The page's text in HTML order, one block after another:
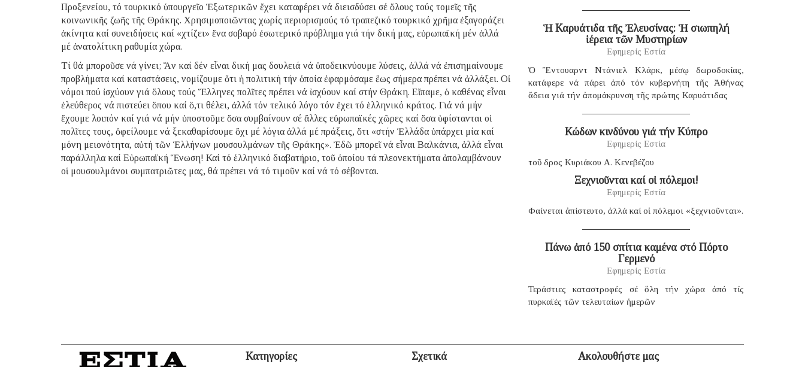
Προξενείου, τό τουρκικό ὑπουργεῖο Ἐξωτερικῶν ἔχει καταφέρει νά διεισδύσει σέ ὅλους τούς τομεῖς τῆς
κοινωνικῆς ζωῆς τῆς Θράκης. Χρησιμοποιῶντας χωρίς περιορισμούς τό τραπεζικό τουρκικό χρῆμα ἐξαγοράζει
ἀκίνητα καί συνειδήσεις καί «χτίζει» ἕνα σοβαρό ἐσωτερικό πρόβλημα γιά τήν δική μας, εὐρωπαϊκή μέν ἀλλά
μέ ἀνατολίτικη ραθυμία χώρα.
Τί θά μποροῦσε νά γίνει; Ἄν καί δέν εἶναι δική μας δουλειά νά ὑποδεικνύουμε λύσεις, ἀλλά νά ἐπισημαίνουμε
προβλήματα καί καταστάσεις, νομίζουμε ὅτι ἡ πολιτική τήν ὁποία ἐφαρμόσαμε ἕως σήμερα πρέπει νά ἀλλάξει. Οἱ
νόμοι πού ἰσχύουν γιά ὅλους τούς Ἕλληνες πολῖτες πρέπει νά ἰσχύουν καί στήν Θράκη. Εἴπαμε, ὁ καθένας εἶναι
ἐλεύθερος νά πιστεύει ὅπου καί ὅ,τι θέλει, ἀλλά τόν τελικό λόγο τόν ἔχει τό ἑλληνικό κράτος. Γιά νά μήν
ἔχουμε λοιπόν καί γιά νά μήν ὑποστοῦμε ὅσα συμβαίνουν σέ ἄλλες εὐρωπαϊκές χῶρες καί ὅσα ὑφίστανται οἱ
πολῖτες τους, ὀφείλουμε νά ξεκαθαρίσουμε ὄχι μέ λόγια ἀλλά μέ πράξεις, ὅτι «στήν Ἑλλάδα ὑπάρχει μία καί
μόνη μειονότητα, αὐτή τῶν Ἑλλήνων μουσουλμάνων τῆς Θράκης». Ἐδῶ μπορεῖ νά εἶναι Βαλκάνια, ἀλλά εἶναι
παράλληλα καί Εὐρωπαϊκή Ἕνωση! Καί τό ἑλληνικό διαβατήριο, τοῦ ὁποίου τά πλεονεκτήματα ἀπολαμβάνουν
οἱ μουσουλμάνοι συμπατριῶτες μας, θά πρέπει νά τό τιμοῦν καί νά τό σέβονται.
Ἡ Καρυάτιδα τῆς Ἐλευσίνας: Ἡ σιωπηλή
ἱέρεια τῶν Μυστηρίων
Εφημερίς Εστία
Ὁ Ἔντουαρντ Ντάνιελ Κλάρκ, μέσῳ δωροδοκίας,
κατάφερε νά πάρει ἀπό τόν κυβερνήτη τῆς Ἀθήνας
ἄδεια γιά τήν ἀπομάκρυνση τῆς πρώτης Καρυάτιδας
Κώδων κινδύνου γιά τήν Κύπρο
Εφημερίς Εστία
τοῦ δρος Κυριάκου Α. Κενεβέζου
Ξεχνιοῦνται καί οἱ πόλεμοι!
Εφημερίς Εστία
Φαίνεται ἀπίστευτο, ἀλλά καί οἱ πόλεμοι «ξεχνιοῦνται».
Πάνω ἀπό 150 σπίτια καμένα στό Πόρτο
Γερμενό
Εφημερίς Εστία
Τεράστιες καταστροφές σέ ὅλη τήν χώρα ἀπό τίς
πυρκαϊές τῶν τελευταίων ἡμερῶν
Κατηγορίες Σχετικά Ακολουθήστε μας